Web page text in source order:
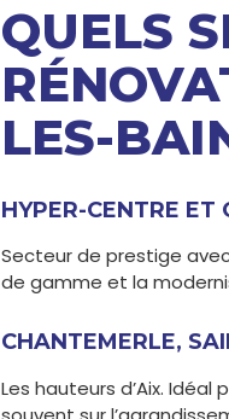
QUELS
LES-
HYPER-CENTRE ET
Secteur de prestige
de gamme et la
CHANTEMERLE,
Les hauteurs d’Aix.